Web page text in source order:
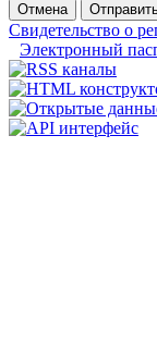
Отмена
Свидетельство о
Электронный